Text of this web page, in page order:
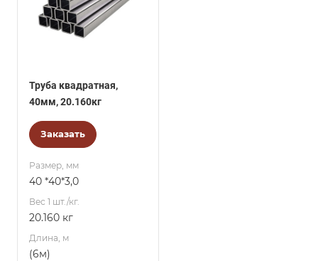
Труба квадратная,
40мм, 20.160кг
Заказать
Размер, мм
40 *40*3,0
Вес 1 шт./кг.
20.160 кг
Длина, м
(6м)